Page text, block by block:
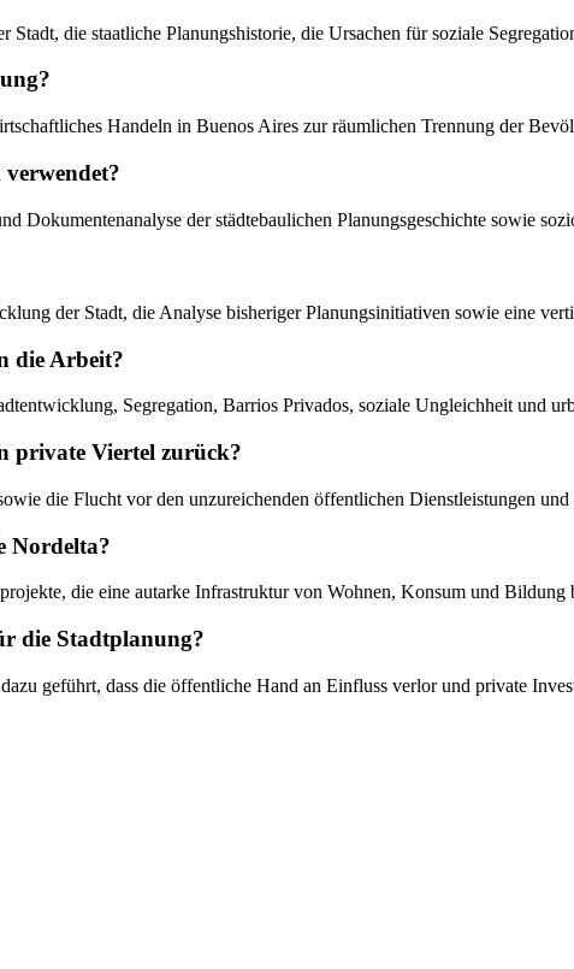
Stadt, die staatliche Planungshistorie, die Ursachen für soziale
Handeln in Buenos Aires zur räumlichen Trennung der
verwendet?
Dokumentenanalyse der städtebaulichen Planungsgeschichte sowie
der Stadt, die Analyse bisheriger Planungsinitiativen sowie eine
die Arbeit?
Segregation, Barrios Privados, soziale Ungleichheit und
private Viertel zurück?
die Flucht vor den unzureichenden öffentlichen Dienstleistungen
Nordelta?
die eine autarke Infrastruktur von Wohnen, Konsum und
die Stadtplanung?
geführt, dass die öffentliche Hand an Einfluss verlor und private